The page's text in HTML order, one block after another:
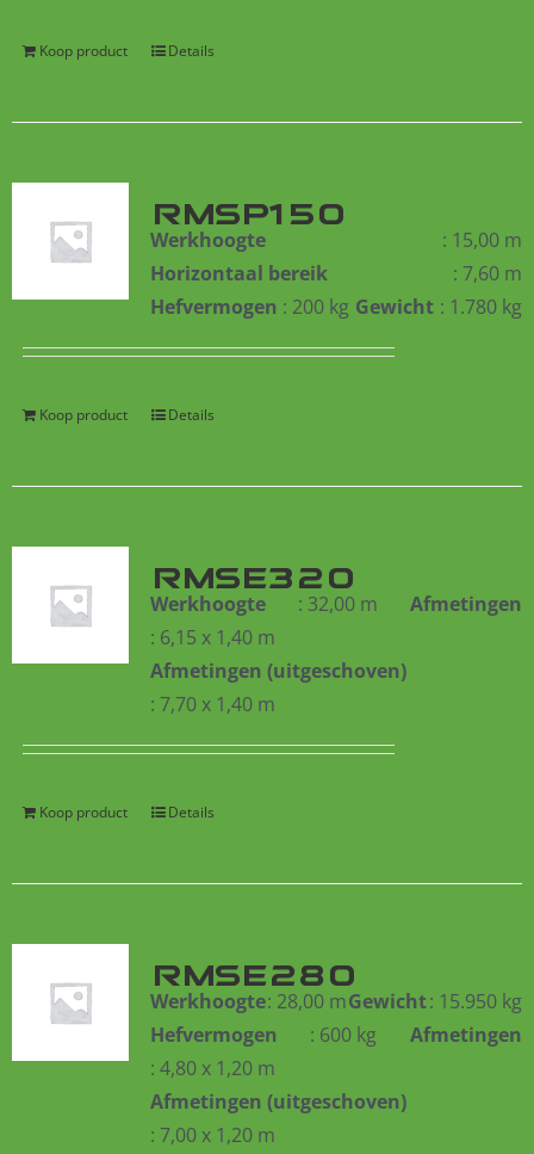
Koop product Details
RMSP150
Werkhoogte
: 15,00 m
Horizontaal bereik
: 7,60 m
Hefvermogen : 200 kg Gewicht : 1.780 kg
Koop product Details
RMSE320
Werkhoogte : 32,00 m
Afmetingen
: 6,15 x 1,40 m
Afmetingen (uitgeschoven)
: 7,70 x 1,40 m
Koop product Details
RMSE280
Werkhoogte: 28,00 mGewicht: 15.950 kg
Hefvermogen
: 600 kg
Afmetingen
: 4,80 x 1,20 m
Afmetingen (uitgeschoven)
: 7,00 x 1,20 m